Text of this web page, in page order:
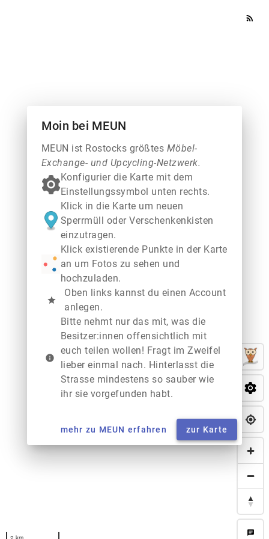
rss_feed
chat
Moin bei MEUN
MEUN ist Rostocks größtes Möbel-
Exchange- und Upcycling-Netzwerk.
Konfigurier die Karte mit dem
Einstellungssymbol unten rechts.
Klick in die Karte um neuen
Sperrmüll oder Verschenkenkisten
einzutragen.
Klick existierende Punkte in der Karte
an um Fotos zu sehen und
hochzuladen.
star
Oben links kannst du einen Account
anlegen.
info
Bitte nehmt nur das mit, was die
Besitzer:innen offensichtlich mit
euch teilen wollen! Fragt im Zweifel
lieber einmal nach. Hinterlasst die
Strasse mindestens so sauber wie
ihr sie vorgefunden habt.
mehr zu MEUN erfahren zur Karte